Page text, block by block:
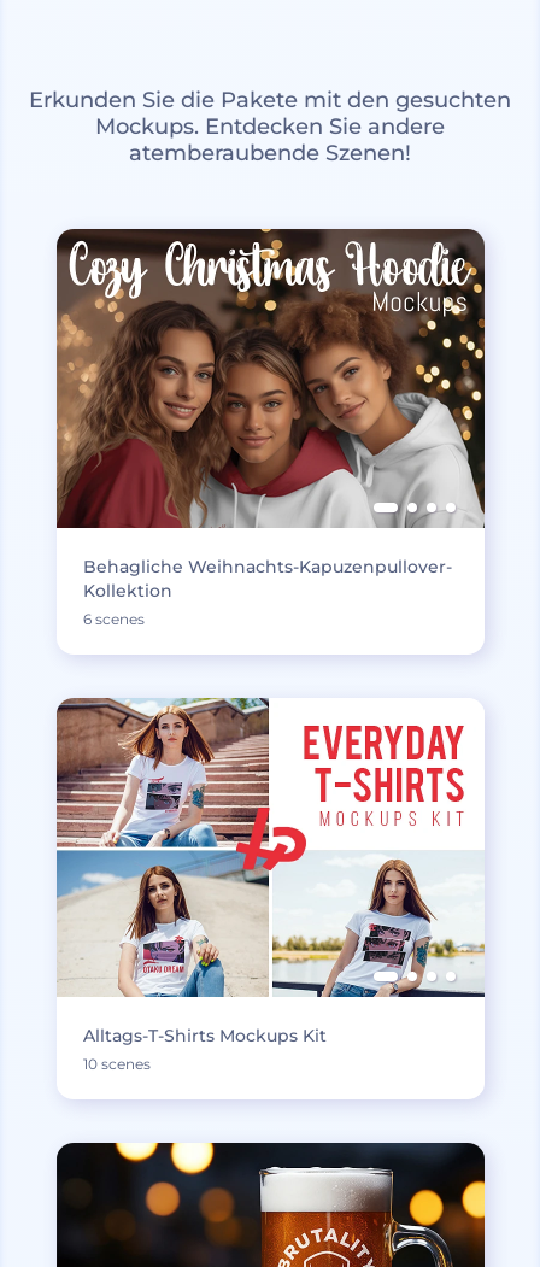
Erkunden Sie die Pakete mit den gesuchten
Mockups. Entdecken Sie andere
atemberaubende Szenen!
Behagliche Weihnachts-Kapuzenpullover-
Kollektion
6 scenes
Alltags-T-Shirts Mockups Kit
10 scenes